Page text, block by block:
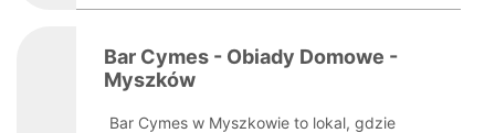
Bar Cymes - Obiady Domowe -
Myszków
Bar Cymes w Myszkowie to lokal, gdzie